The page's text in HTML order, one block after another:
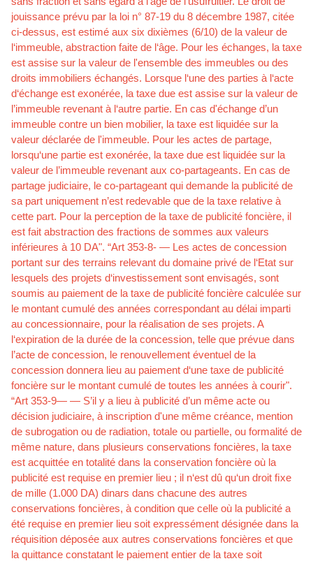
jouissance prévu par la loi n° 87-19 du 8 décembre 1987, citée
ci-dessus, est estimé aux six dixièmes (6/10) de la valeur de
l‘immeuble, abstraction faite de l‘âge. Pour les échanges, la taxe
est assise sur la valeur de l'ensemble des immeubles ou des
droits immobiliers échangés. Lorsque l‘une des parties à l‘acte
d‘échange est exonérée, la taxe due est assise sur la valeur de
l’immeuble revenant à l‘autre partie. En cas d'échange d’un
immeuble contre un bien mobilier, la taxe est liquidée sur la
valeur déclarée de l'immeuble. Pour les actes de partage,
lorsqu‘une partie est exonérée, la taxe due est liquidée sur la
valeur de l’immeuble revenant aux co-partageants. En cas de
partage judiciaire, le co-partageant qui demande la publicité de
sa part uniquement n’est redevable que de la taxe relative à
cette part. Pour la perception de la taxe de publicité foncière, il
est fait abstraction des fractions de sommes aux valeurs
inférieures à 10 DA". “Art 353-8- — Les actes de concession
portant sur des terrains relevant du domaine privé de l‘Etat sur
lesquels des projets d‘investissement sont envisagés, sont
soumis au paiement de la taxe de publicité foncière calculée sur
le montant cumulé des années correspondant au délai imparti
au concessionnaire, pour la réalisation de ses projets. A
l‘expiration de la durée de la concession, telle que prévue dans
l’acte de concession, le renouvellement éventuel de la
concession donnera lieu au paiement d‘une taxe de publicité
foncière sur le montant cumulé de toutes les années à courir".
“Art 353-9— — S’il y a lieu à publicité d’un même acte ou
décision judiciaire, à inscription d'une même créance, mention
de subrogation ou de radiation, totale ou partielle, ou formalité de
même nature, dans plusieurs conservations foncières, la taxe
est acquittée en totalité dans la conservation foncière où la
publicité est requise en premier lieu ; il n‘est dû qu‘un droit ﬁxe
de mille (1.000 DA) dinars dans chacune des autres
conservations foncières, à condition que celle où la publicité a
été requise en premier lieu soit expressément désignée dans la
réquisition déposée aux autres conservations foncières et que
la quittance constatant le paiement entier de la taxe soit